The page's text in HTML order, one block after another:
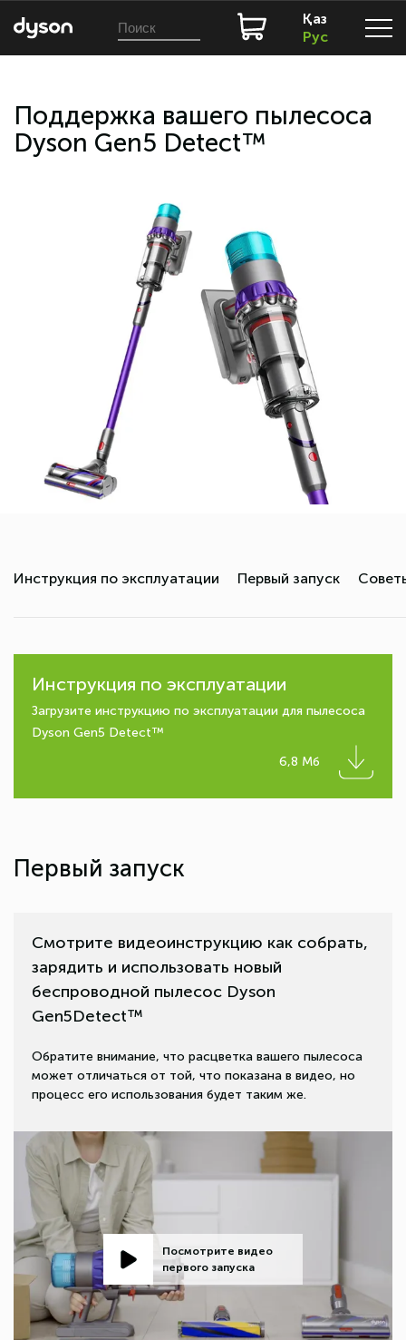
Қаз
Рус
Поддержка вашего пылесоса
Dyson Gen5 Detect™
Инструкция по эксплуатации Первый запуск
Инструкция по эксплуатации
Загрузите инструкцию по эксплуатации для пылесоса
Dyson Gen5 Detect™
6,8 Мб
Первый запуск
Смотрите видеоинструкцию как собрать,
зарядить и использовать новый
беспроводной пылесос Dyson
Gen5Detect™
Обратите внимание, что расцветка вашего пылесоса
может отличаться от той, что показана в видео, но
процесс его использования будет таким же.
Посмотрите видео
первого запуска